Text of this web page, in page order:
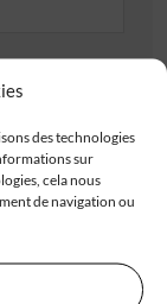
des technologies
sur
cela nous
de navigation ou